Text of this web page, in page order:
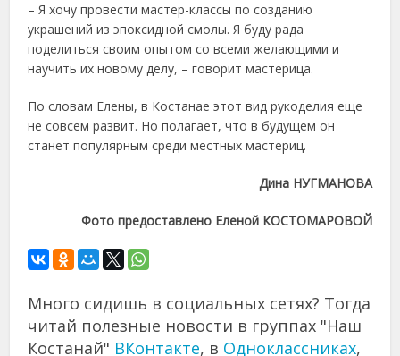
– Я хочу провести мастер-классы по созданию
украшений из эпоксидной смолы. Я буду рада
поделиться своим опытом со всеми желающими и
научить их новому делу, – говорит мастерица.
По словам Елены, в Костанае этот вид рукоделия еще
не совсем развит. Но полагает, что в будущем он
станет популярным среди местных мастериц.
Дина НУГМАНОВА
Фото предоставлено Еленой КОСТОМАРОВОЙ
Много сидишь в социальных сетях? Тогда
читай полезные новости в группах "Наш
Костанай" ВКонтакте, в Одноклассниках,